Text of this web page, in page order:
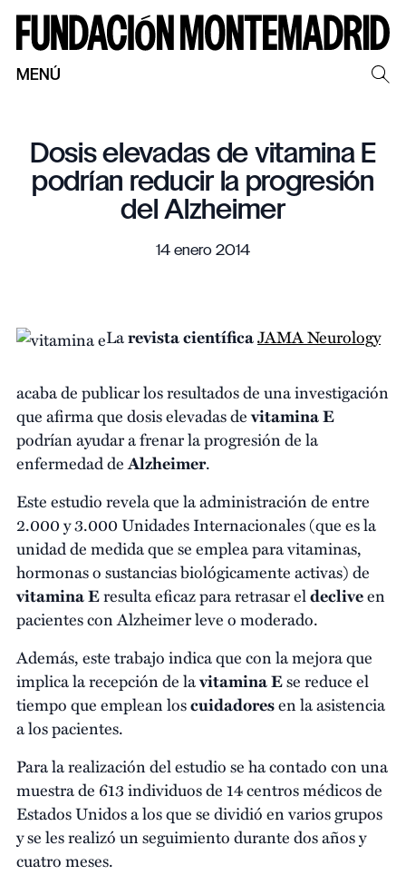
MENÚ
Dosis elevadas de vitamina E
podrían reducir la progresión
del Alzheimer
14 enero 2014
Larevista científicaJAMA Neurology
acaba de publicar los resultados de una investigación
que afirma que dosis elevadas devitamina E
podrían ayudar a frenar la progresión de la
enfermedad deAlzheimer.
Este estudio revela que la administración de entre
2.000 y 3.000 Unidades Internacionales (que es la
unidad de medida que se emplea para vitaminas,
hormonas o sustancias biológicamente activas) de
vitamina Eresulta eficaz para retrasar eldecliveen
pacientes con Alzheimer leve o moderado.
Además, este trabajo indica que con la mejora que
implica la recepción de lavitamina Ese reduce el
tiempo que emplean loscuidadoresen la asistencia
a los pacientes.
Para la realización del estudio se ha contado con una
muestra de 613 individuos de 14 centros médicos de
Estados Unidos a los que se dividió en varios grupos
y se les realizó un seguimiento durante dos años y
cuatro meses.